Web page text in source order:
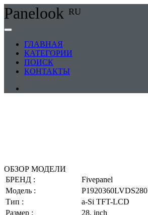
Panelook RU
ГЛАВНАЯ
КАТЕГОРИИ
ПОИСК
КОНТАКТЫ
ОБЗОР МОДЕЛИ
БРЕНД :
Fivepanel
Модель :
P1920360LVDS280
Тип :
a-Si TFT-LCD
Размер :
28. inch